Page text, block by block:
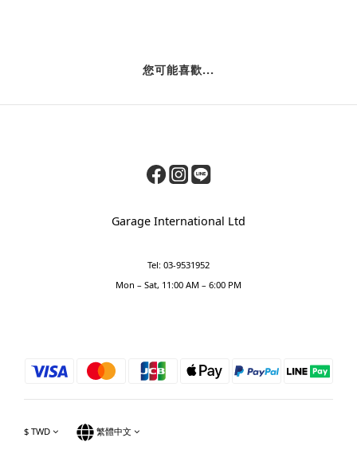
您可能喜歡...
Garage International Ltd
Tel: 03-9531952
Mon – Sat, 11:00 AM – 6:00 PM
$ TWD 繁體中文